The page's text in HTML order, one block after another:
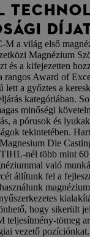
a világ első
Magnézium
és a kifejezetten
rangos Award of
lett a győztes a
kategóriában.
minőségi
a pórusok és
tekintetében.
Die
nél több mint 60
való
állítunk fel a
hogy sikerült
tömeg
vezető